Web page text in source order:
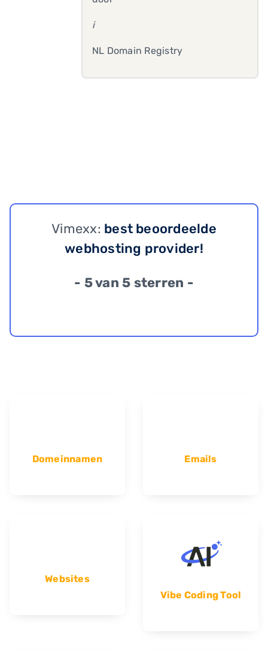
i
NL Domain Registry
Vimexx: best beoordeelde
webhosting provider!
- 5 van 5 sterren -
Domeinnamen Emails
Websites
Vibe Coding Tool